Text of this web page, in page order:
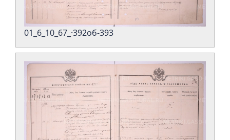
01_6_10_67_·392об-393